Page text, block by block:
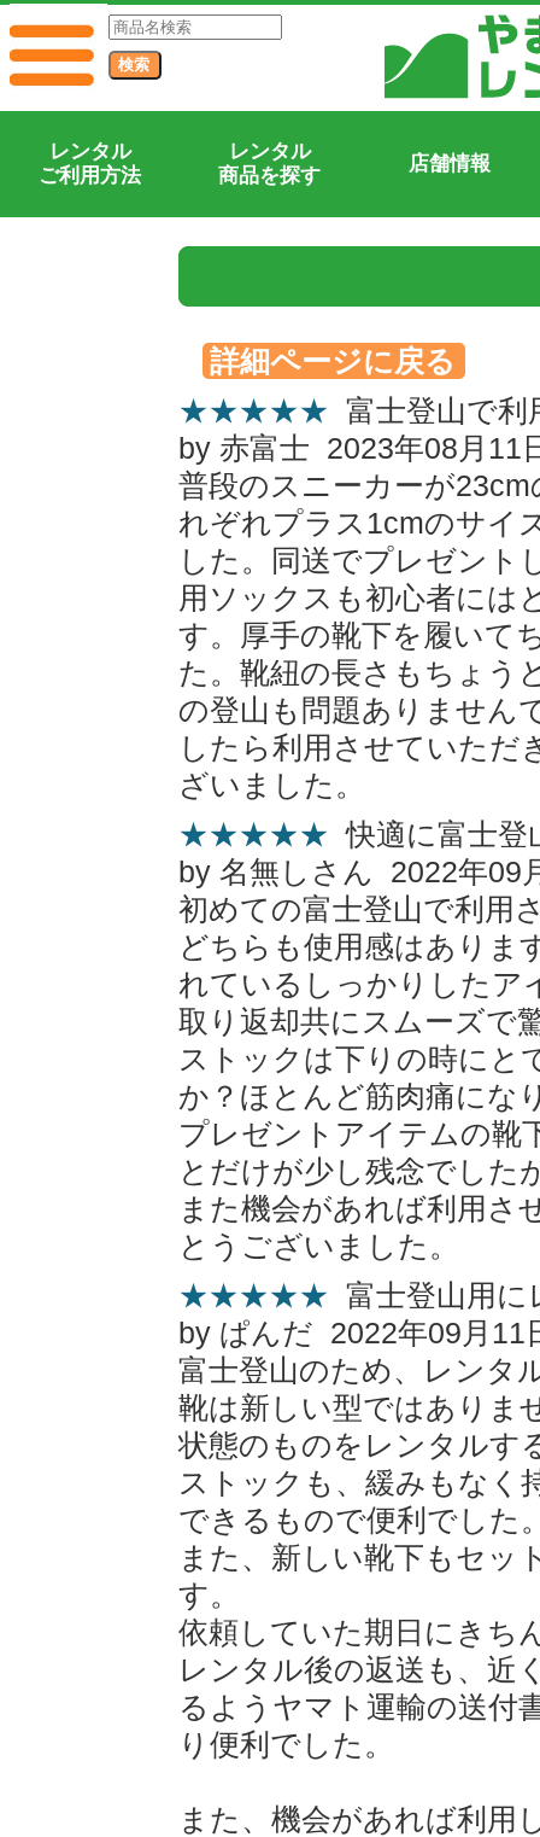
レンタル
ご利用方法
レンタル
商品を探す
店舗情報
『』のカスタマーレビュー
詳細ページに戻る
★★★★★ 富士登山で利
by 赤富士 2023年08月11
普段のスニーカーが
れぞれプラス1cmのサイ
した。同送でプレゼント
用ソックスも初心者には
す。厚手の靴下を履いて
た。靴紐の長さもちょう
の登山も問題ありません
したら利用させていただ
ざいました。
★★★★★ 快適に富士登
by 名無しさん 2022年09
初めての富士登山で利用
どちらも使用感はありま
れているしっかりしたア
取り返却共にスムーズで
ストックは下りの時にと
か？ほとんど筋肉痛にな
プレゼントアイテムの靴
とだけが少し残念でした
また機会があれば利用さ
とうございました。
★★★★★ 富士登山用
by ぱんだ 2022年09月11
富士登山のため、レンタ
靴は新しい型ではありま
状態のものをレンタルす
ストックも、緩みもなく
できるもので便利でした
また、新しい靴下もセッ
す。
依頼していた期日にきち
レンタル後の返送も、近
るようヤマト運輸の送付
り便利でした。
また、機会があれば利用